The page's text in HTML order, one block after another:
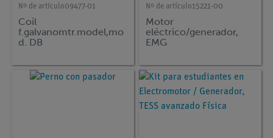
Nº de artículo09477-01
Coil
f.galvanomtr.model,mo
d. DB
Nº de artículo15221-00
Motor
eléctrico/generador,
EMG